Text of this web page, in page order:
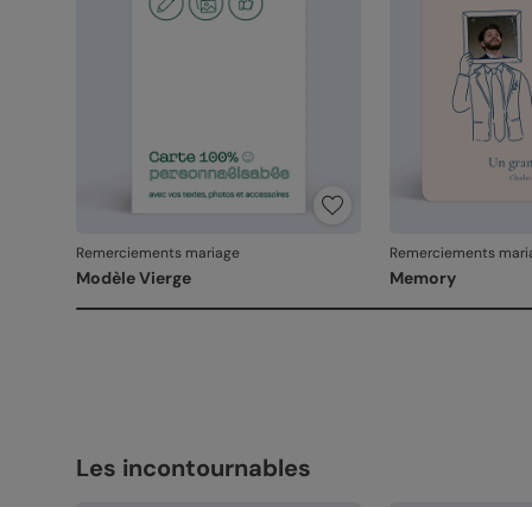
Remerciements mariage
Modèle Vierge
Remerciements
Memory
Les incontournables